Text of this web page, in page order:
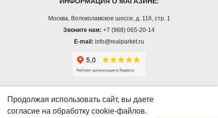
Москва, Волоколамское шоссе, д. 116, стр. 1
Звоните нам: +7 (968) 065-20-14
E-mail: info@realparket.ru
О компании
Продолжая использовать сайт, вы даете
согласие на обработку cookie-файлов.